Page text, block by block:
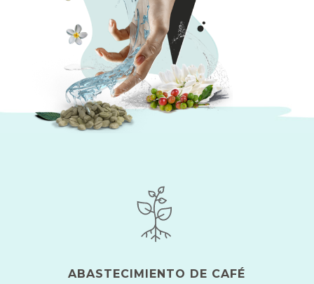
ABASTECIMIENTO DE CAFÉ